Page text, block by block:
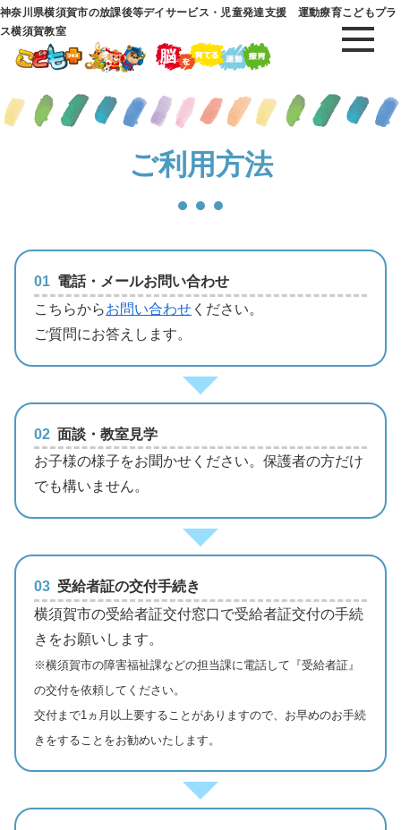
神奈川県横須賀市の放課後等デイサービス・児童発達支援 運動療育こどもプラ
ス横須賀教室
ご利用方法
01 電話・メールお問い合わせ
こちらからお問い合わせ ください。
ご質問にお答えします。
02 面談・教室見学
お子様の様子をお聞かせください。保護者の方だけ
でも構いません。
03 受給者証の交付手続き
横須賀市の受給者証交付窓口で受給者証交付の手続
きをお願いします。
※横須賀市の障害福祉課などの担当課に電話して『受給者証』
の交付を依頼してください。
交付まで1ヵ月以上要することがありますので、お早めのお手続
きをすることをお勧めいたします。